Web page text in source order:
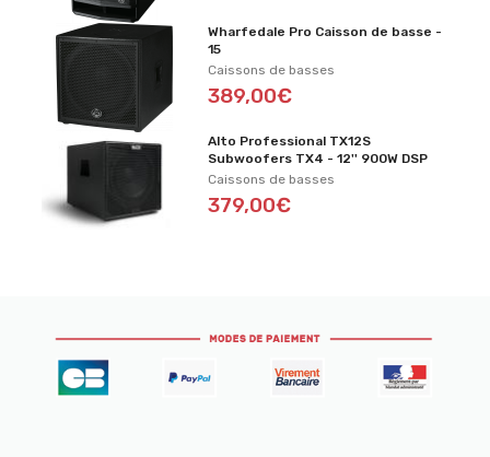
Wharfedale Pro Caisson de basse -
15
Caissons de basses
389,00€
Alto Professional TX12S
Subwoofers TX4 - 12'' 900W DSP
Caissons de basses
379,00€